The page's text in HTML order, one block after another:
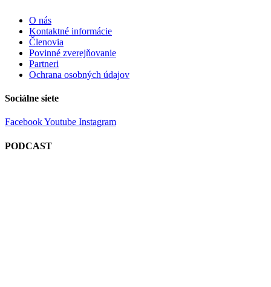
O nás
Kontaktné informácie
Členovia
Povinné zverejňovanie
Partneri
Ochrana osobných údajov
Sociálne siete
FacebookYoutube Instagram
PODCAST